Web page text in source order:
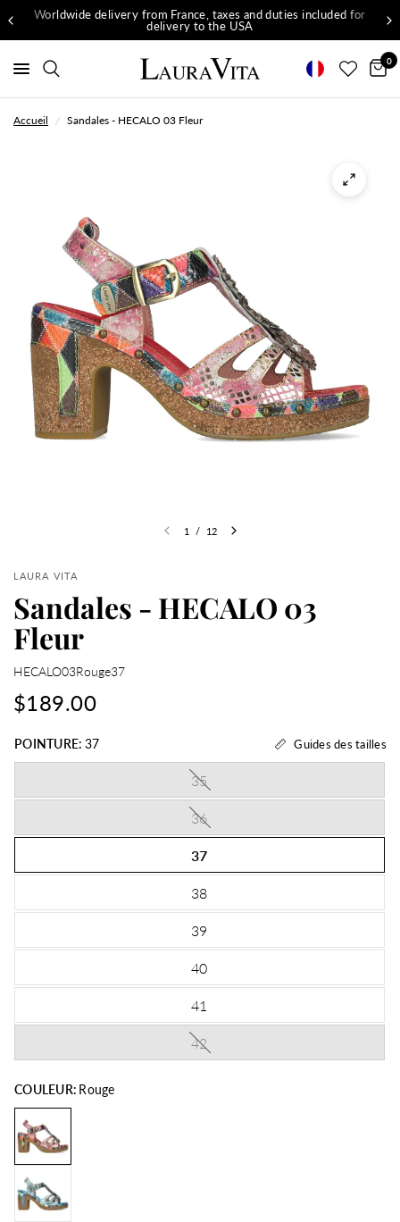
Worldwide delivery from France, taxes and duties included for
delivery to the USA
0
Accueil / Sandales - HECALO 03 Fleur
1 / 12
LAURA VITA
Sandales - HECALO 03
Fleur
HECALO03Rouge37
$189.00
POINTURE: 37 Guides des tailles
35
36
37
38
39
40
41
42
COULEUR: Rouge